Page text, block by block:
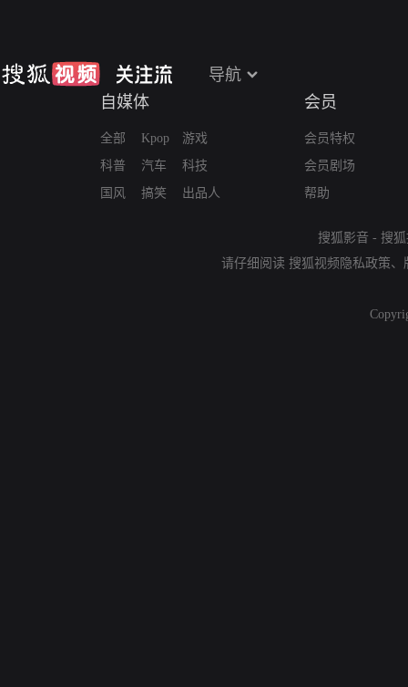
导航
自媒体
全部
科普
国风
Kpop
汽车
搞笑
游戏
科技
出品人
会员
会员特权
会员剧场
帮助
搜狐影音 - 搜
请仔细阅读 搜狐视频隐私政策、